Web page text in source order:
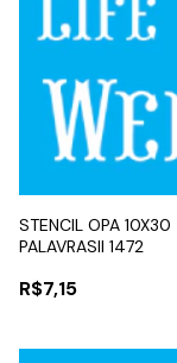
STENCIL OPA 10X30
PALAVRASII 1472
R$7,15